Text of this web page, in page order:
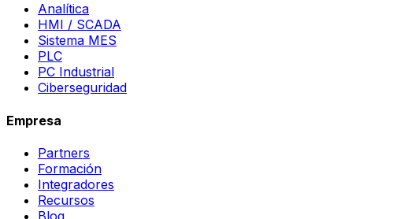
Analítica
HMI / SCADA
Sistema MES
PLC
PC Industrial
Ciberseguridad
Empresa
Partners
Formación
Integradores
Recursos
Blog